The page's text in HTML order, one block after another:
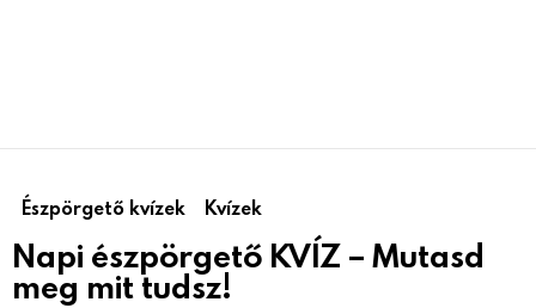
Észpörgető kvízek Kvízek
Napi észpörgető KVÍZ – Mutasd
meg mit tudsz!